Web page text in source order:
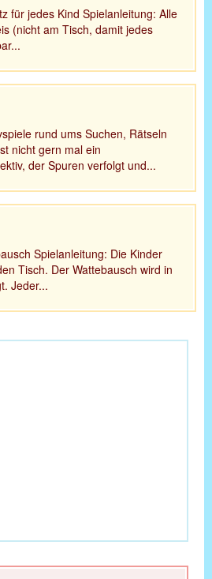
für jedes Kind Spielanleitung: Alle
(nicht am Tisch, damit jedes
rund ums Suchen, Rätseln
nicht gern mal ein
der Spuren verfolgt und...
Spielanleitung: Die Kinder
Tisch. Der Wattebausch wird in
Jeder...